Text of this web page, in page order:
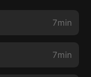
7min
7min